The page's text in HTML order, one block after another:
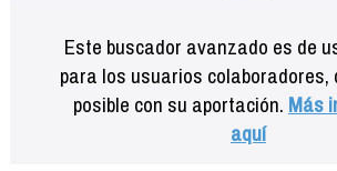
Este buscador avanzado es de
para los usuarios colaboradores,
posible con su aportación. Más
aquí